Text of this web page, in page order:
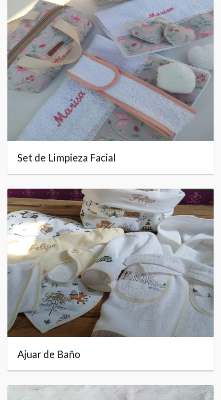
Set de Limpieza Facial
Ajuar de Baño